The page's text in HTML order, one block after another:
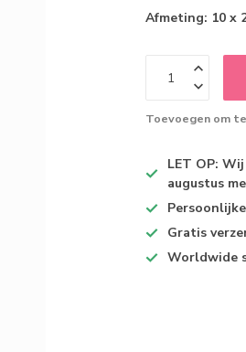
Afmeting: 10 x
Toevoegen om
LET OP:
augustus
Gratis
Worldwide